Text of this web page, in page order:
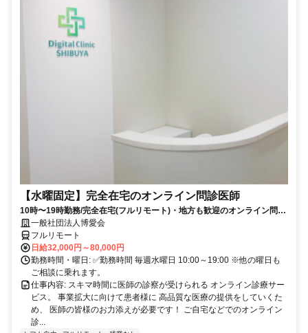
【水曜固定】完全在宅のオンライン問診医師
10時〜19時勤務/完全在宅(フルリモート)・地方も歓迎のオンライン問診
業務一般社団法人博愛会
フルリモート
日給32,000円～80,000円
勤務時間・曜日: ✅勤務時間 毎週水曜日 10:00～19:00 ※他の曜日も
ご相談に乗れます。
仕事内容: スキマ時間に医師の診察が受けられる オンライン診療サー
ビス。 事業拡大に向けて患者様に 高品質な医療の提供をしていくた
め、 医師の皆様のお力添えが必要です！ ご自宅などでのオンライン
診...